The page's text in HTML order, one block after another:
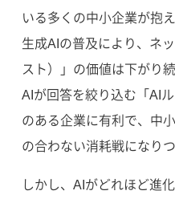
いる多くの中小企業が抱
生成AIの普及により、ネ
スト）」の価値は下がり
AIが回答を絞り込む「AI
のある企業に有利で、中
の合わない消耗戦になり
しかし、AIがどれほど進